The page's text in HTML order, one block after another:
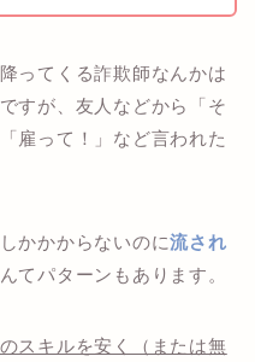
ってくる詐欺師なんかは
すが、友人などから「そ
雇って！」など言われた
かかからないのに流され
てパターンもあります。
スキルを安く（または無